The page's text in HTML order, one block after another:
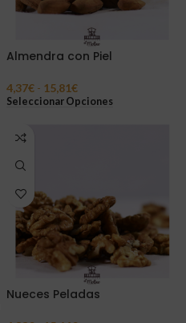
Almendra con Piel
4,37€ - 15,81€
Seleccionar Opciones
Nueces Peladas